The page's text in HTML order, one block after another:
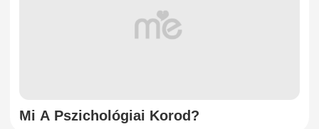
Mi A Pszichológiai Korod?